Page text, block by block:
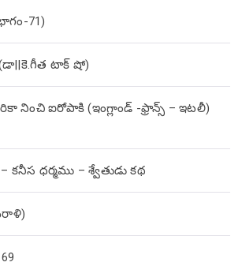
71)
టాక్ షో)
నించి ఐరోపాకి (ఇంగ్లాండ్ -ఫ్రాన్స్ – ఇటలీ)
ధర్మము – శ్వేతుడు కథ